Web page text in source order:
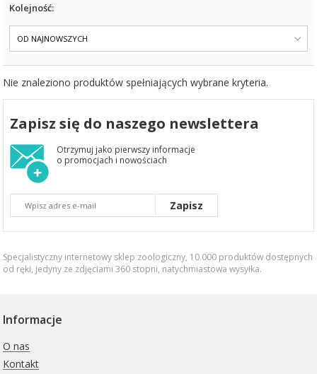
Kolejność:
OD NAJNOWSZYCH
Nie znaleziono produktów spełniających wybrane kryteria.
Zapisz się do naszego newslettera
Otrzymuj jako pierwszy informacje
o promocjach i nowościach
Zapisz
Specjalistyczny internetowy sklep zoologiczny, 10.000 produktów dostępnych
od ręki, jedyny ze zdjęciami 360 stopni, natychmiastowa wysyłka.
Informacje
O nas
Kontakt